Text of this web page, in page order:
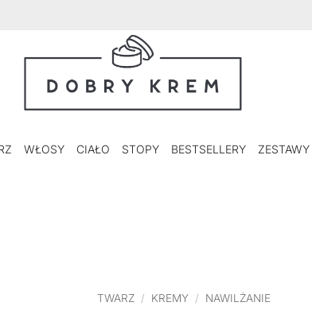
WŁOSY CIAŁO STOPY BESTSELLERY ZESTAWY
TWARZ / KREMY / NAWILŻANIE